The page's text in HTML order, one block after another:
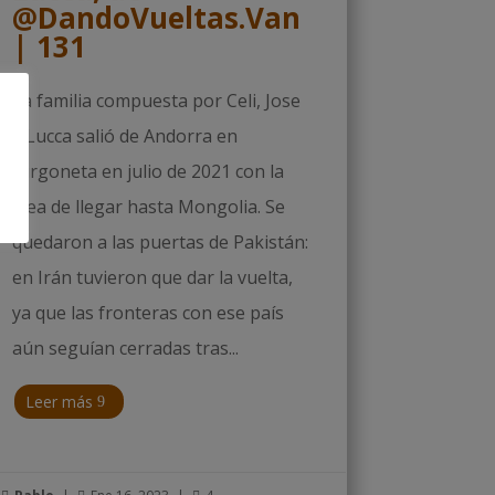
@DandoVueltas.Van
| 131
La familia compuesta por Celi, Jose
y Lucca salió de Andorra en
furgoneta en julio de 2021 con la
idea de llegar hasta Mongolia. Se
quedaron a las puertas de Pakistán:
en Irán tuvieron que dar la vuelta,
ya que las fronteras con ese país
aún seguían cerradas tras...
Leer más